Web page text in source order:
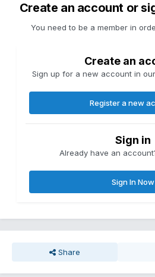
Create an account or
You need to be a member in
Create an
Sign up for a new account in
Register a new
Sign in
Already have an
Sign In Now
Share